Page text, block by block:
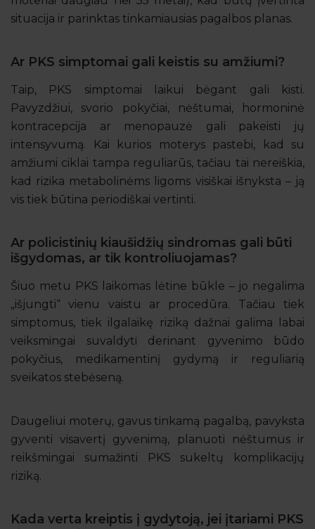
situacija ir parinktas tinkamiausias pagalbos planas.
Ar PKS simptomai gali keistis su amžiumi?
Taip, PKS simptomai laikui bėgant gali kisti.
Pavyzdžiui, svorio pokyčiai, nėštumai, hormoninė
kontracepcija ar menopauzė gali pakeisti jų
intensyvumą. Kai kurios moterys pastebi, kad su
amžiumi ciklai tampa reguliarūs, tačiau tai nereiškia,
kad rizika metabolinėms ligoms visiškai išnyksta – ją
vis tiek būtina periodiškai vertinti.
Ar policistinių kiaušidžių sindromas gali būti
išgydomas, ar tik kontroliuojamas?
Šiuo metu PKS laikomas lėtine būkle – jo negalima
„išjungti“ vienu vaistu ar procedūra. Tačiau tiek
simptomus, tiek ilgalaikę riziką dažnai galima labai
veiksmingai suvaldyti derinant gyvenimo būdo
pokyčius, medikamentinį gydymą ir reguliarią
sveikatos stebėseną.
Daugeliui moterų, gavus tinkamą pagalbą, pavyksta
gyventi visavertį gyvenimą, planuoti nėštumus ir
reikšmingai sumažinti PKS sukeltų komplikacijų
riziką.
Kada verta kreiptis į gydytoją, jei įtariami PKS